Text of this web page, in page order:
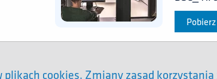
Pobierz
cookies. Zmiany zasad